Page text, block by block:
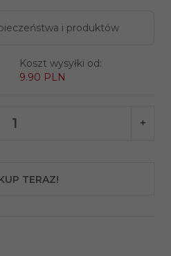
i produktów
Koszt wysyłki od:
9.90 PLN
TERAZ!